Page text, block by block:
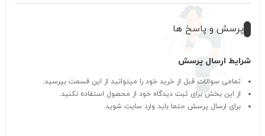
پرسش و پاسخ ها
شرایط ارسال پرسش
تمامی سوالات قبل از خرید خود را میتوانید از این قسمت بپرسید.
از این بخش برای ثبت دیدگاه خود از محصول استفاده نکنید.
برای ارسال پرسش حتما باید وارد سایت شوید.